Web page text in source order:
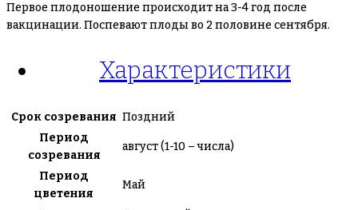
Первое плодоношение происходит на 3-4 год после
вакцинации. Поспевают плоды во 2 половине сентября.
Характеристики
Срок созревания Поздний
Период
созревания
август (1-10 – числа)
Период
цветения
Май